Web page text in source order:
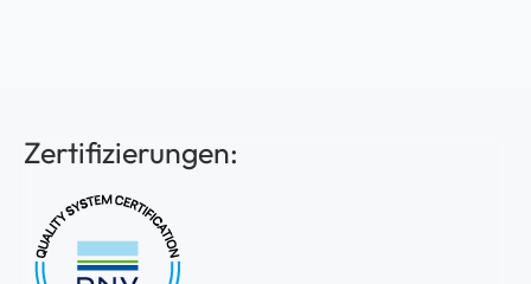
Zertifizierungen: